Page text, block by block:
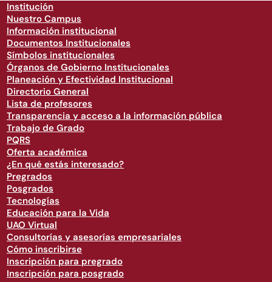
Institución
Nuestro Campus
Información institucional
Documentos Institucionales
Símbolos institucionales
Órganos de Gobierno Institucionales
Planeación y Efectividad Institucional
Directorio General
Lista de profesores
Transparencia y acceso a la información pública
Trabajo de Grado
PQRS
Oferta académica
¿En qué estás interesado?
Pregrados
Posgrados
Tecnologías
Educación para la Vida
UAO Virtual
Consultorías y asesorías empresariales
Cómo inscribirse
Inscripción para pregrado
Inscripción para posgrado